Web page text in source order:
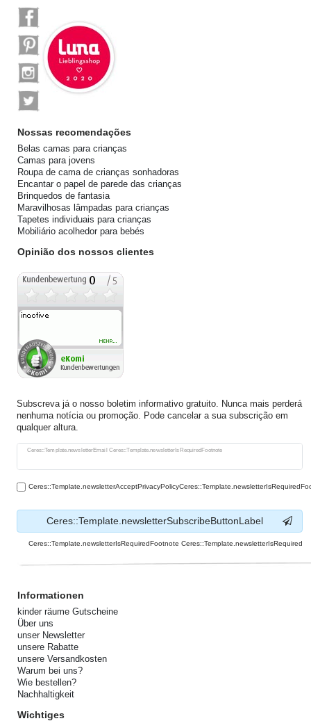
Nossas recomendações
Belas camas para crianças
Camas para jovens
Roupa de cama de crianças sonhadoras
Encantar o papel de parede das crianças
Brinquedos de fantasia
Maravilhosas lâmpadas para crianças
Tapetes individuais para crianças
Mobiliário acolhedor para bebés
Opinião dos nossos clientes
Subscreva já o nosso boletim informativo gratuito. Nunca mais perderá
nenhuma notícia ou promoção. Pode cancelar a sua subscrição em
qualquer altura.
Ceres::Template.newsletterEmail Ceres::Template.newsletterIsRequiredFootnote
Ceres::Template.newsletterHoneypotLabel
Ceres::Template.newsletterSubscribeButtonLabel
Ceres::Template.newsletterIsRequiredFootnote Ceres::Template.newsletterIsRequired
Informationen
kinder räume Gutscheine
Über uns
unser Newsletter
unsere Rabatte
unsere Versandkosten
Warum bei uns?
Wie bestellen?
Nachhaltigkeit
Wichtiges